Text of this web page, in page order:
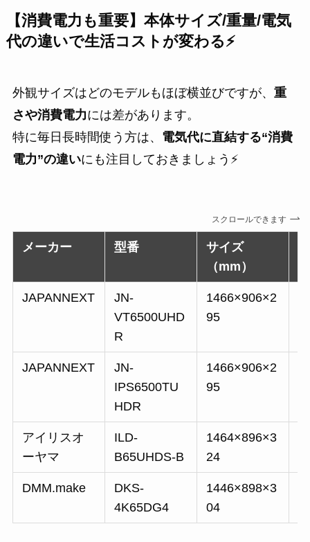
【消費電力も重要】本体サイズ/重量/電気
代の違いで生活コストが変わる⚡
外観サイズはどのモデルもほぼ横並びですが、 重
さや消費電力には差があります。
特に毎日長時間使う方は、 電気代に直結する“消費
電力”の違いにも注目しておきましょう⚡
スクロールできます
メーカー 型番
サイズ
（mm）
JAPANNEXT
JN-
VT6500UHD
R
1466×906×2
95
JAPANNEXT
JN-
IPS6500TU
HDR
1466×906×2
95
アイリスオ
ーヤマ
ILD-
B65UHDS-B
1464×896×3
24
DMM.make
DKS-
4K65DG4
1446×898×3
04